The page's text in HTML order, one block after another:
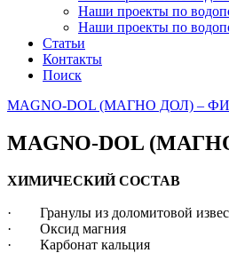
Наши проекты по
Наши проекты по
Статьи
Контакты
Поиск
MAGNO-DOL (МАГНО ДОЛ)
MAGNO-DOL
ХИМИЧЕСКИЙ СОСТАВ
·
Гранулы из доломитовой
·
Оксид магния
·
Карбонат кальция